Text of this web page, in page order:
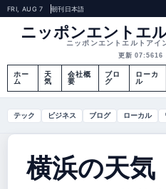
FRI, AUG 7 朝刊日本語
ニッポンエントエ
ニッポンエントエルトアイ
更新 07:5616
ホー
ム
天
気
会社概
要
ブロ
グ
ローカ
ル
テック ビジネス ブログ ローカル
横浜の天気